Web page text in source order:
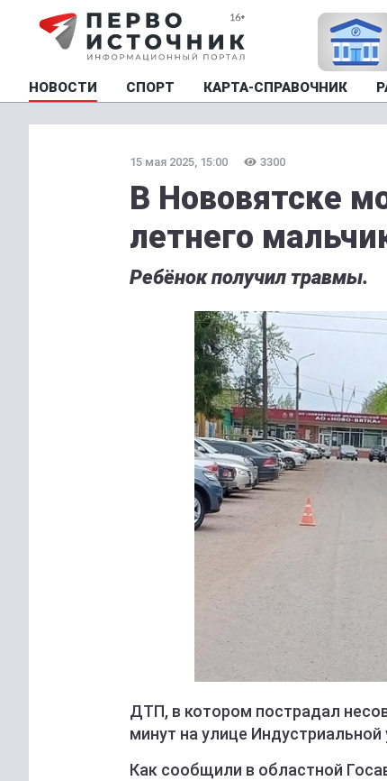
НОВОСТИ СПОРТ КАРТА-СПРАВОЧНИК
15 мая 2025, 15:00 3300
В Нововятске
летнего
Ребёнок получил травмы.
ДТП, в котором пострадал
минут на улице
Как сообщили в областной